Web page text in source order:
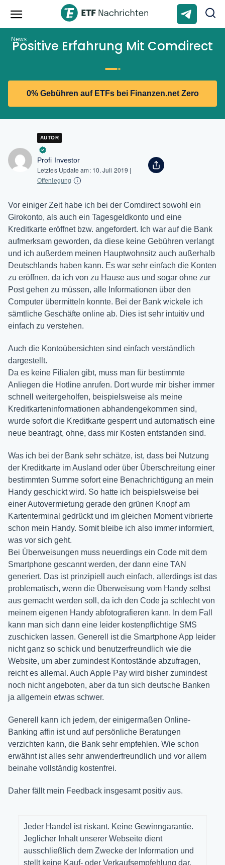
Positive Erfahrung Mit Comdirect
0% Gebühren auf ETFs bei Finanzen.net Zero
News
AUTOR
Profi Investor
Letztes Update am: 10. Juli 2019 |
Offenlegung
Vor einiger Zeit habe ich bei der Comdirect sowohl ein
Girokonto, als auch ein Tagesgeldkonto und eine
Kreditkarte eröffnet bzw. angefordert. Ich war auf die Bank
aufmerksam geworden, da diese keine Gebühren verlangt
und ich außerdem meinen Hauptwohnsitz auch außerhalb
Deutschlands haben kann. Es war sehr einfach die Konten
zu eröffnen, da ich von zu Hause aus und sogar ohne zur
Post gehen zu müssen, alle Informationen über den
Computer übermitteln konnte. Bei der Bank wickele ich
sämtliche Geschäfte online ab. Dies ist sehr intuitiv und
einfach zu verstehen.
Auch die Kontoübersichten sind einfach verständlich
dargestellt.
Da es keine Filialen gibt, muss man für bestimmte
Anliegen die Hotline anrufen. Dort wurde mir bisher immer
schnell weitergeholfen, beispielsweise als meine
Kreditkarteninformationen abhandengekommen sind,
wurde sofort die Kreditkarte gesperrt und automatisch eine
neue beantragt, ohne, dass mir Kosten entstanden sind.
Was ich bei der Bank sehr schätze, ist, dass bei Nutzung
der Kreditkarte im Ausland oder über Überschreitung einer
bestimmten Summe sofort eine Benachrichtigung an mein
Handy geschickt wird. So hatte ich beispielsweise bei
einer Autovermietung gerade den grünen Knopf am
Kartenterminal gedrückt und im gleichen Moment vibrierte
schon mein Handy. Somit bleibe ich also immer informiert,
was vor sich geht.
Bei Überweisungen muss neuerdings ein Code mit dem
Smartphone gescannt werden, der dann eine TAN
generiert. Das ist prinzipiell auch einfach, allerdings ist das
problematisch, wenn die Überweisung vom Handy selbst
aus gemacht werden soll, da ich den Code ja schlecht von
meinem eigenen Handy abfotografieren kann. In dem Fall
kann man sich dann eine leider kostenpflichtige SMS
zuschicken lassen. Generell ist die Smartphone App leider
nicht ganz so schick und benutzerfreundlich wie die
Website, um aber zumindest Kontostände abzufragen,
reicht es allemal. Auch Apple Pay wird bisher zumindest
noch nicht angeboten, aber da tun sich deutsche Banken
ja allgemein etwas schwer.
Generell kann ich jedem, der einigermaßen Online-
Banking affin ist und auf persönliche Beratungen
verzichten kann, die Bank sehr empfehlen. Wie schon
erwähnt ist alles sehr anwenderfreundlich und vor allem
beinahe vollständig kostenfrei.
Daher fällt mein Feedback insgesamt positiv aus.
Jeder Handel ist riskant. Keine Gewinngarantie.
Jeglicher Inhalt unserer Webseite dient
ausschließlich dem Zwecke der Information und
stellt keine Kauf- oder Verkaufsempfehlung dar.